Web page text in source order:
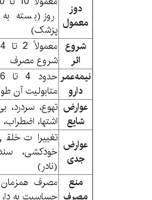
دوز
معمول روز (بسته
پزشک)
شروع
اثر
شروع مصرف
نیمه‌عمر
دارو
متابولیت آن
عوارض
شایع
تهوع، سردرد،
اشتها،
عوارض
جدی
تغییرات
خودکشی،
(نادر)
منع